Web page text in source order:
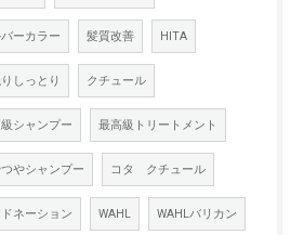
ーカラー 髪質改善 HITA
しっとり クチュール
シャンプー 最高級トリートメント
やシャンプー コタ クチュール
ネーション WAHL WAHLバリカン